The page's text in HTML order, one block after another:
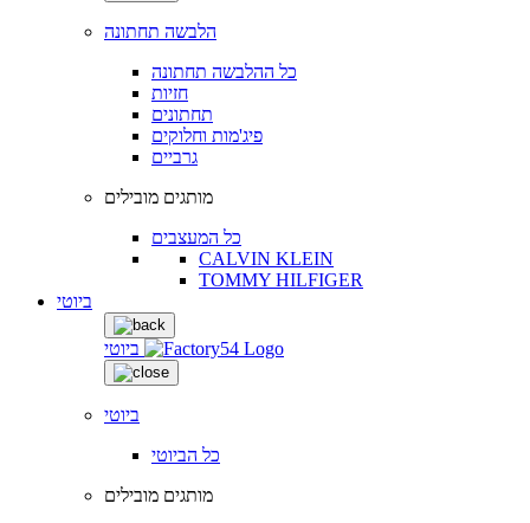
הלבשה תחתונה
כל ההלבשה תחתונה
חזיות
תחתונים
פיג'מות וחלוקים
גרביים
מותגים מובילים
כל המעצבים
CALVIN KLEIN
TOMMY HILFIGER
ביוטי
ביוטי
ביוטי
כל הביוטי
מותגים מובילים